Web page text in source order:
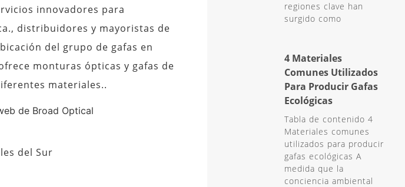
innovadores para
distribuidores y mayoristas de
del grupo de gafas en
monturas ópticas y gafas de
materiales..
del Sur
regiones clave han
surgido como
4 Materiales
Comunes Utilizados
Para Producir Gafas
Ecológicas
Tabla de contenido 4
Materiales comunes
utilizados para producir
gafas ecológicas A
medida que la
conciencia ambiental